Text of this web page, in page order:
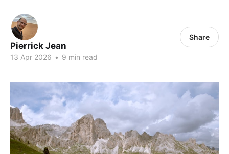
Pierrick Jean
13 Apr 2026 • 9 min read
Share